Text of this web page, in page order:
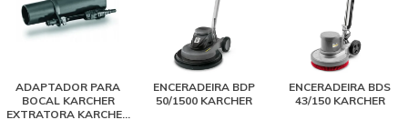
ADAPTADOR PARA
BOCAL KARCHER
EXTRATORA KARCHER
ENCERADEIRA BDP
50/1500 KARCHER
ENCERADEIRA BDS
43/150 KARCHER